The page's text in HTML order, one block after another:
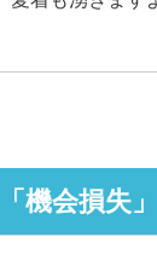
機会損失